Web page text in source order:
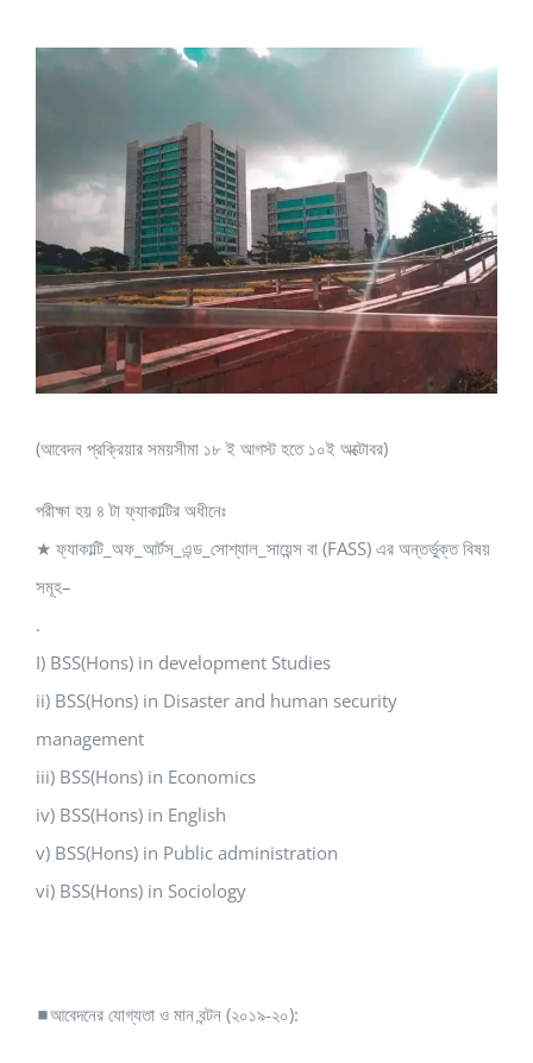
(আবেদন প্রক্রিয়ার সময়সীমা ১৮ ই আগস্ট হতে ১০ই অক্টোবর)
পরীক্ষা হয় ৪ টা ফ্যাকাল্টির অধীনেঃ
★ ফ্যাকাল্টি_অফ_আর্টস_এন্ড_সোশ্যাল_সায়েন্স বা (FASS) এর অন্তর্ভুক্ত বিষয়
সমূহ–
.
I) BSS(Hons) in development Studies
ii) BSS(Hons) in Disaster and human security
management
iii) BSS(Hons) in Economics
iv) BSS(Hons) in English
v) BSS(Hons) in Public administration
vi) BSS(Hons) in Sociology
◼আবেদনের যোগ্যতা ও মান বন্টন (২০১৯-২০):